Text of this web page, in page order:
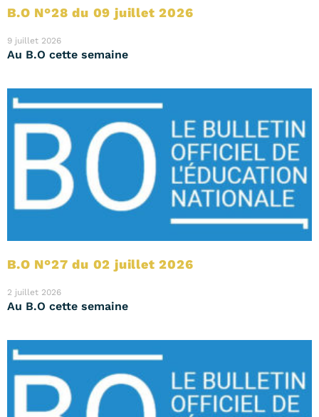
B.O N°28 du 09 juillet 2026
9 juillet 2026
Au B.O cette semaine
B.O N°27 du 02 juillet 2026
2 juillet 2026
Au B.O cette semaine